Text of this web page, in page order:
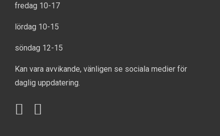
fredag 10-17
lördag 10-15
söndag 12-15
Kan vara avvikande, vänligen se sociala medier för
daglig uppdatering.